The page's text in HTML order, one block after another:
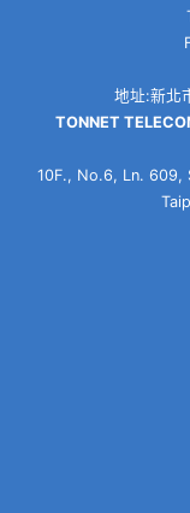
地址:新北
TONNET
10F., No.6, Ln. 609,